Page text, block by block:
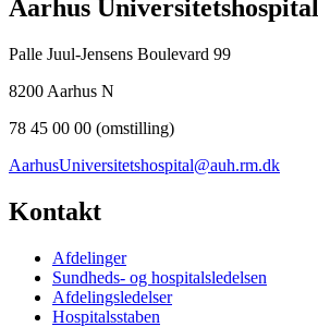
Aarhus Universitetshospital
Palle Juul-Jensens Boulevard 99
8200 Aarhus N
78 45 00 00 (omstilling)
AarhusUniversitetshospital@auh.rm.dk
Kontakt
Afdelinger
Sundheds- og hospitalsledelsen
Afdelingsledelser
Hospitalsstaben